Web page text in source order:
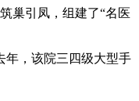
巢引凤，组建了“名医
，该院三四级大型手